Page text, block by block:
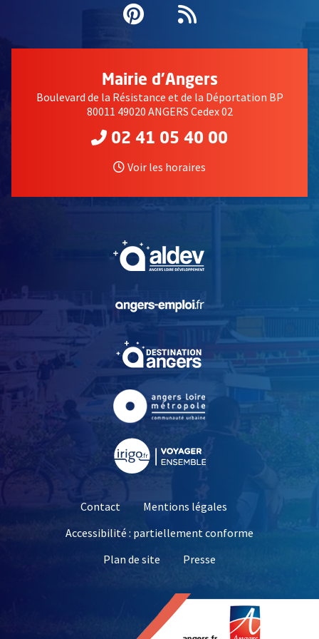
Pinterest
, Ouvre une
Flux RSS
Mairie d'Angers
Boulevard de la Résistance et de la Déportation BP
80011 49020 ANGERS Cedex 02
02 41 05 40 00
Voir les horaires
, Ouvre une nouvelle
, Ouvre une nouvelle
Contact
Mentions légales
Accessibilité : partiellement conforme
Plan de site
Presse